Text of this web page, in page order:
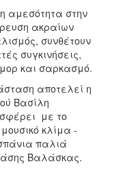
αμεσότητα στην
ακραίων
συνθέτουν
συγκινήσεις,
και σαρκασμό.
αποτελεί η
Βασίλη
με το
κλίμα -
παλιά
Βαλάσκας.